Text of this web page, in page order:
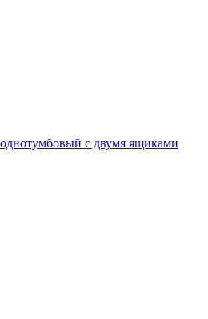
с двумя ящиками